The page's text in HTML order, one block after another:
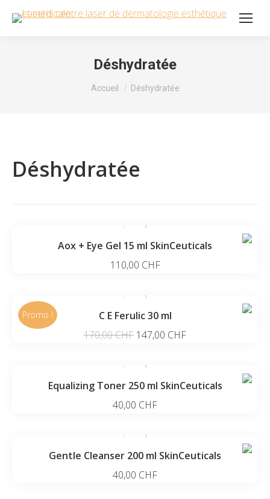
Déshydratée
Vous êtes ici :
Accueil Déshydratée
Déshydratée
Aox + Eye Gel 15 ml SkinCeuticals
110,00 CHF
Promo !
C E Ferulic 30 ml
170,00CHF Le
initial
était :
170,00 CHF.
147,00 CHFLe
est :
Equalizing Toner 250 ml SkinCeuticals
40,00 CHF
Gentle Cleanser 200 ml SkinCeuticals
40,00 CHF